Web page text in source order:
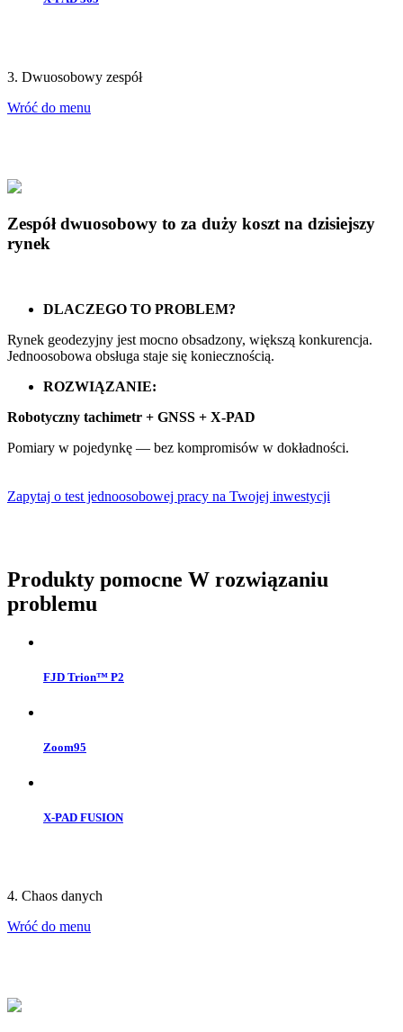
3. Dwuosobowy zespół
Wróć do menu
Zespół dwuosobowy to za duży koszt na dzisiejszy
rynek
DLACZEGO TO PROBLEM?
Rynek geodezyjny jest mocno obsadzony, większą konkurencja.
Jednoosobowa obsługa staje się koniecznością.
ROZWIĄZANIE:
Robotyczny tachimetr + GNSS + X-PAD
Pomiary w pojedynkę — bez kompromisów w dokładności.
Zapytaj o test jednoosobowej pracy na Twojej inwestycji
Produkty pomocne W rozwiązaniu
problemu
FJD Trion™ P2
Zoom95
X-PAD FUSION
4. Chaos danych
Wróć do menu